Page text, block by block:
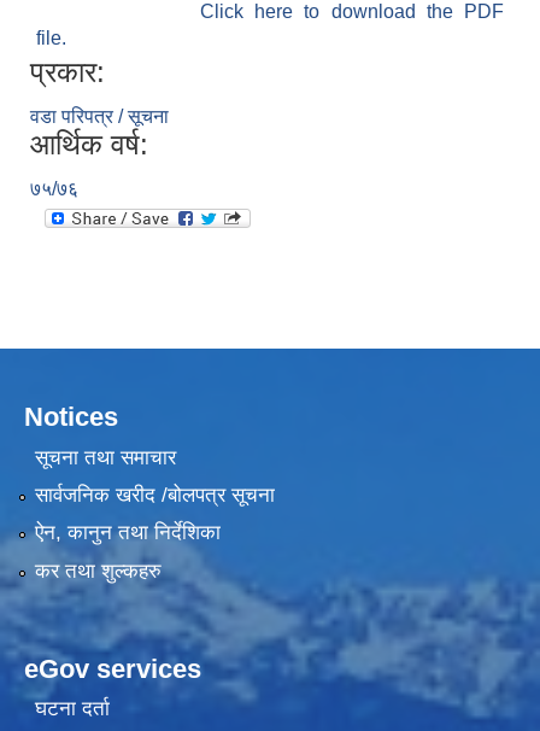
Click here to download the PDF
file.
प्रकार:
वडा परिपत्र / सूचना
आर्थिक वर्ष:
७५/७६
Notices
सूचना तथा समाचार
सार्वजनिक खरीद /बोलपत्र सूचना
ऐन, कानुन तथा निर्देशिका
कर तथा शुल्कहरु
eGov services
घटना दर्ता